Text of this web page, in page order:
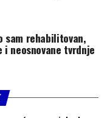
sam rehabilitovan,
neosnovane tvrdnje